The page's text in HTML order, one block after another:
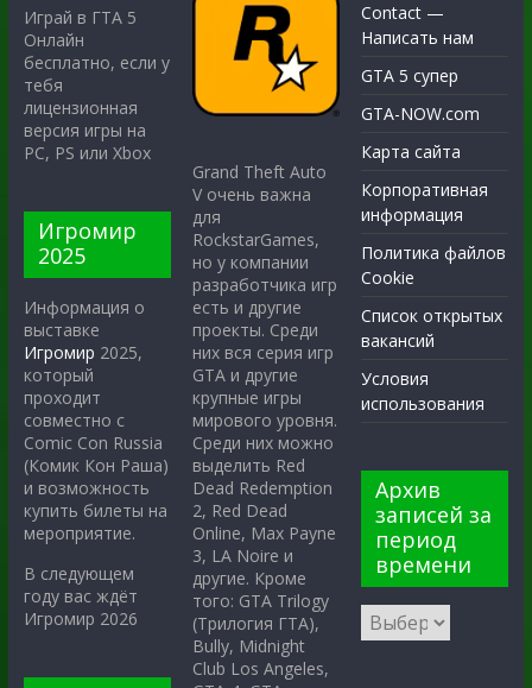
Играй в ГТА 5
Онлайн
бесплатно, если у
тебя
лицензионная
версия игры на
PC, PS или Xbox
Игромир
2025
Информация о
выставке
Игромир 2025,
который
проходит
совместно с
Comic Con Russia
(Комик Кон Раша)
и возможность
купить билеты на
мероприятие.
В следующем
году вас ждёт
Игромир 2026
Grand Theft Auto
V очень важна
для
RockstarGames,
но у компании
разработчика игр
есть и другие
проекты. Среди
них вся серия игр
GTA и другие
крупные игры
мирового уровня.
Среди них можно
выделить Red
Dead Redemption
2, Red Dead
Online, Max Payne
3, LA Noire и
другие. Кроме
того: GTA Trilogy
(Трилогия ГТА),
Bully, Midnight
Club Los Angeles,
Contact —
Написать нам
GTA 5 супер
GTA-NOW.com
Карта сайта
Корпоративная
информация
Политика файлов
Cookie
Список открытых
вакансий
Условия
использования
Архив
записей за
период
времени